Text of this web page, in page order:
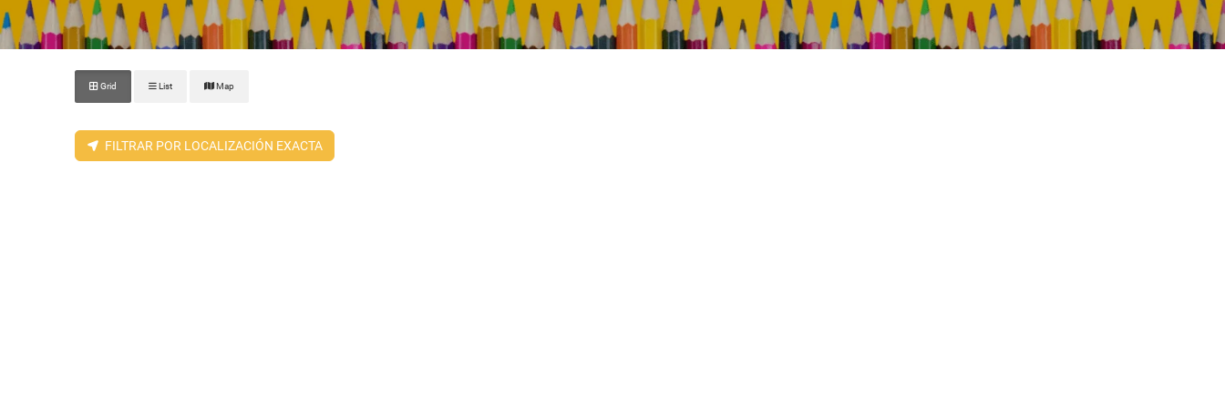
Grid List Map
FILTRAR POR LOCALIZACIÓN EXACTA